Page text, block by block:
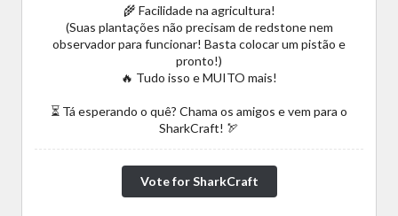
🌾 Facilidade na agricultura!
(Suas plantações não precisam de redstone nem
observador para funcionar! Basta colocar um pistão e
pronto!)
🔥 Tudo isso e MUITO mais!
⏳ Tá esperando o quê? Chama os amigos e vem para o
SharkCraft! 🏹
Vote for SharkCraft